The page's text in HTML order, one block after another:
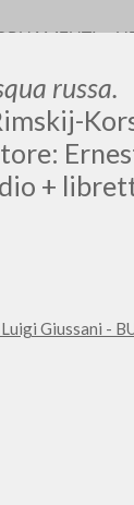
russa.
+
Giussani -
E